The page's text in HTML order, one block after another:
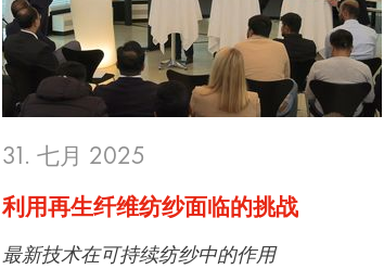
31. 七月 2025
利用再生纤维纺纱面临的挑战
最新技术在可持续纺纱中的作用